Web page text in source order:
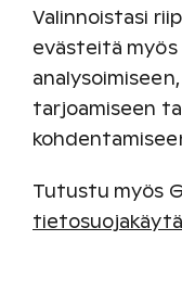
Katinkullasta
vuodenaikaan.
resortti tarjoaa
vuoden
Golfaa, nauti
kuntoile uiden
kylpylässä.
Valinnoistasi
evästeitä
tarjoamiseen
Tutustu myös